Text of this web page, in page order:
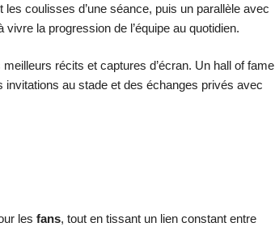
coulisses d’une séance, puis un parallèle avec
la progression de l’équipe au quotidien.
récits et captures d’écran. Un hall of fame
au stade et des échanges privés avec
les fans, tout en tissant un lien constant entre